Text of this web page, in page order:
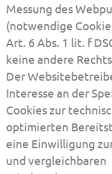
Messung des
(notwendige
Art. 6 Abs. 1 lit. f
keine andere
Der
Interesse an der
Cookies zur
optimierten
eine Einwilligung
und vergleichbaren